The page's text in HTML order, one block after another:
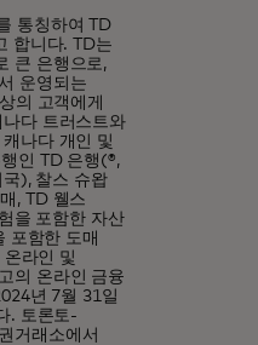
통칭하여 TD
합니다. TD는
큰 은행으로,
운영되는
의 고객에게
다 트러스트와
나다 개인 및
인 TD 은행(®,
국), 찰스 슈왑
, TD 웰스
을 포함한 자산
포함한 도매
라인 및
의 온라인 금융
년 7월 31일
. 토론토-
거래소에서